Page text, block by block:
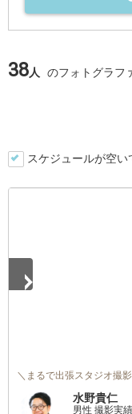
38人 のフォトグラフ
スケジュールが空
＼まるで出張スタジオ撮
水野貴仁
男性 撮影実